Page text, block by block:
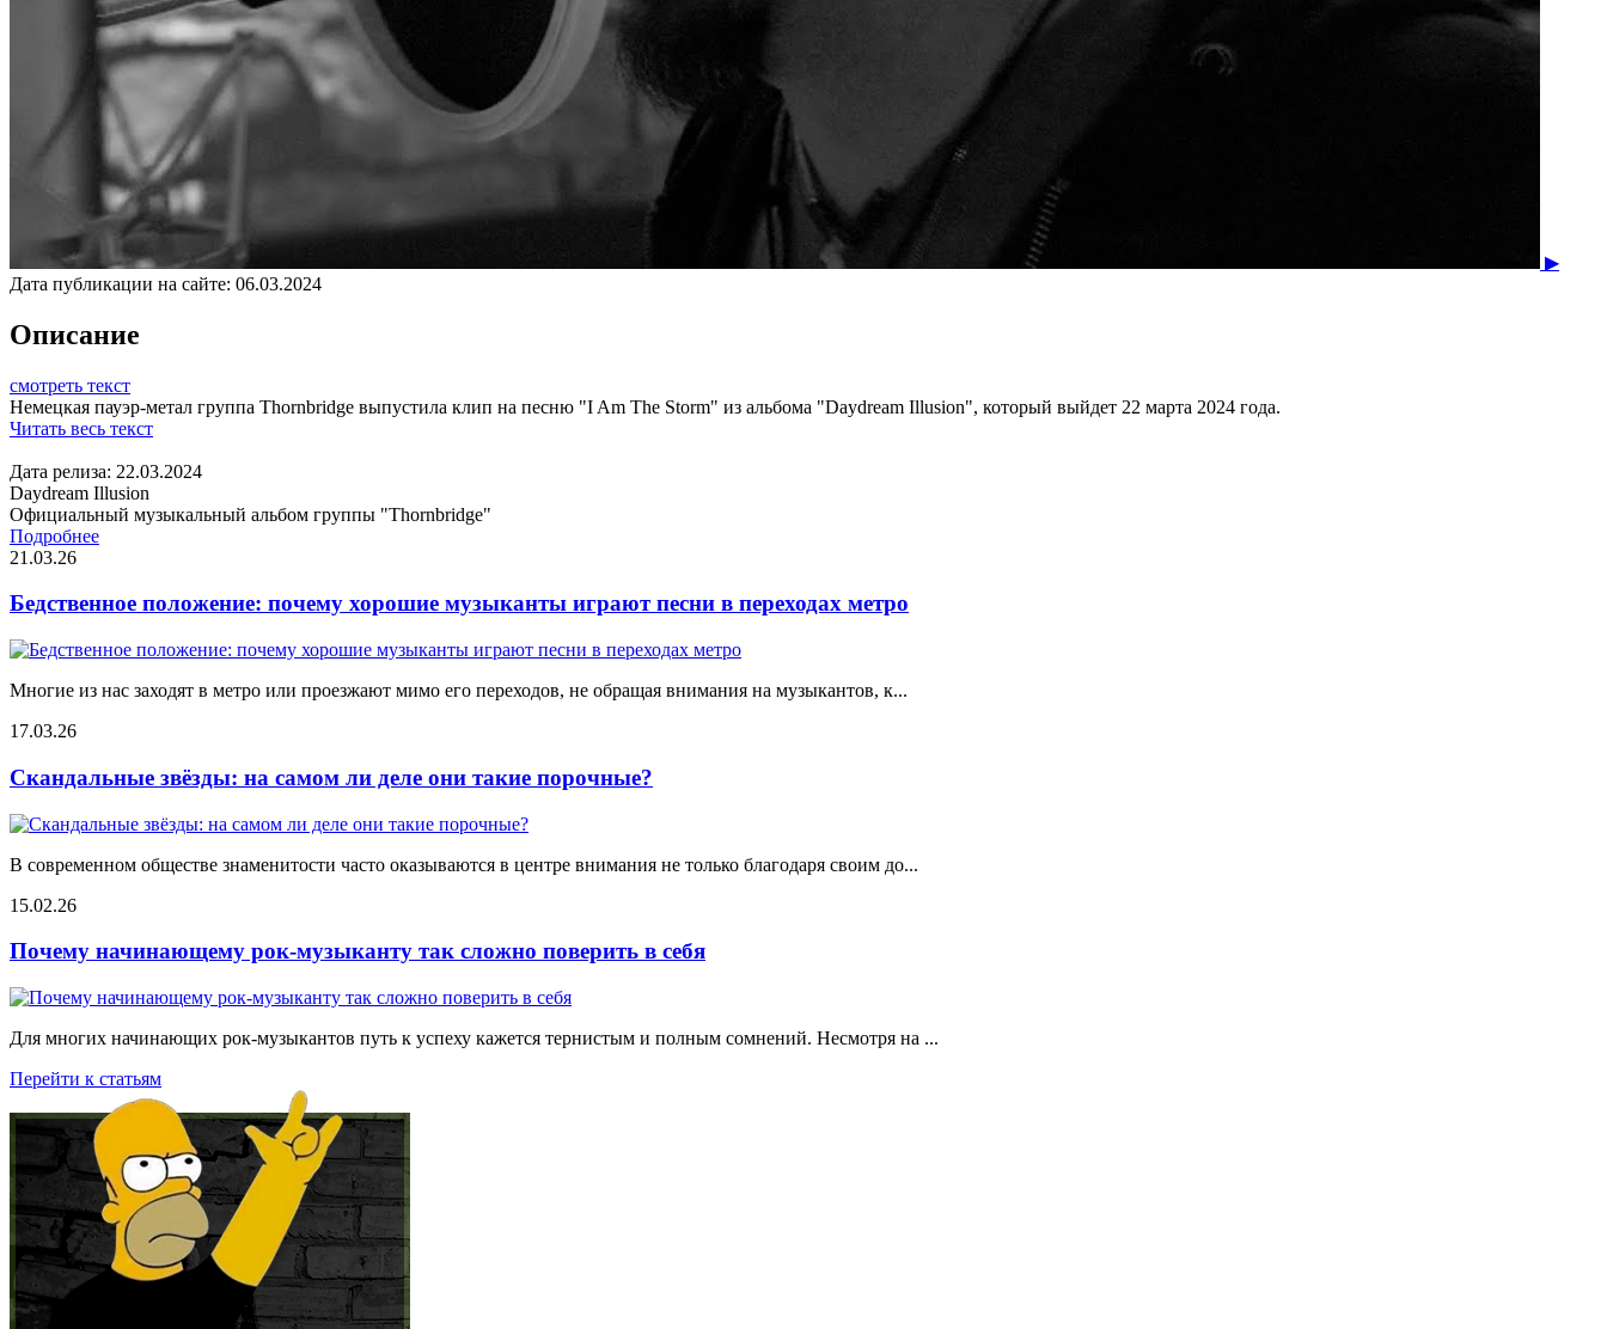
▶
Дата публикации на сайте: 06.03.2024
Описание
смотреть текст
Немецкая пауэр-метал группа Thornbridge выпустила клип на песню "I Am The Storm" из альбома "Daydream Illusion", который выйдет 22 марта 2024 года.
Читать весь текст
Дата релиза: 22.03.2024
Daydream Illusion
Официальный музыкальный альбом группы "Thornbridge"
Подробнее
21.03.26
Бедственное положение: почему хорошие музыканты играют песни в переходах метро
Многие из нас заходят в метро или проезжают мимо его переходов, не обращая внимания на музыкантов, к...
17.03.26
Скандальные звёзды: на самом ли деле они такие порочные?
В современном обществе знаменитости часто оказываются в центре внимания не только благодаря своим до...
15.02.26
Почему начинающему рок-музыканту так сложно поверить в себя
Для многих начинающих рок-музыкантов путь к успеху кажется тернистым и полным сомнений. Несмотря на ...
Перейти к статьям